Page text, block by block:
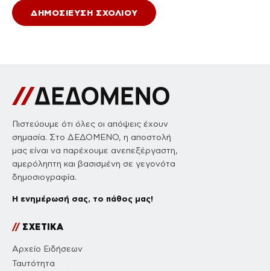
Πιστεύουμε ότι όλες οι απόψεις έχουν
σημασία. Στο ΔΕΔΟΜΕΝΟ, η αποστολή
μας είναι να παρέχουμε ανεπεξέργαστη,
αμερόληπτη και βασισμένη σε γεγονότα
δημοσιογραφία.
Η ενημέρωσή σας, το πάθος μας!
//ΣΧΕΤΙΚΑ
Αρχείο Ειδήσεων
Ταυτότητα